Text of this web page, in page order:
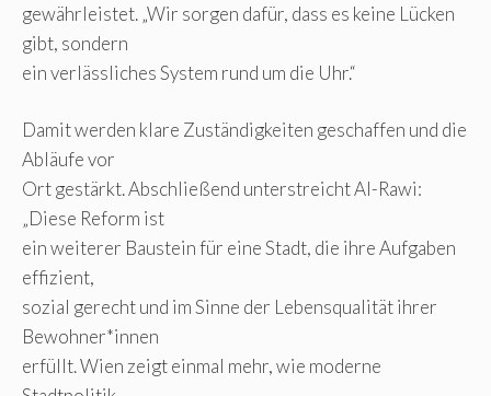
gewährleistet. „Wir sorgen dafür, dass es keine Lücken
gibt, sondern
ein verlässliches System rund um die Uhr.“
Damit werden klare Zuständigkeiten geschaffen und die
Abläufe vor
Ort gestärkt. Abschließend unterstreicht Al-Rawi:
„Diese Reform ist
ein weiterer Baustein für eine Stadt, die ihre Aufgaben
effizient,
sozial gerecht und im Sinne der Lebensqualität ihrer
Bewohner*innen
erfüllt. Wien zeigt einmal mehr, wie moderne